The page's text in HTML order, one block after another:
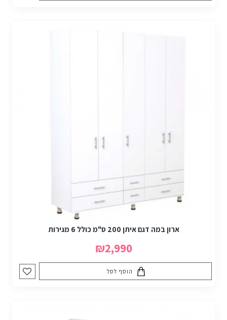
ארון במה דגם איתן 200 ס"מ כולל 6 מגירות
₪2,990
הוסף לסל